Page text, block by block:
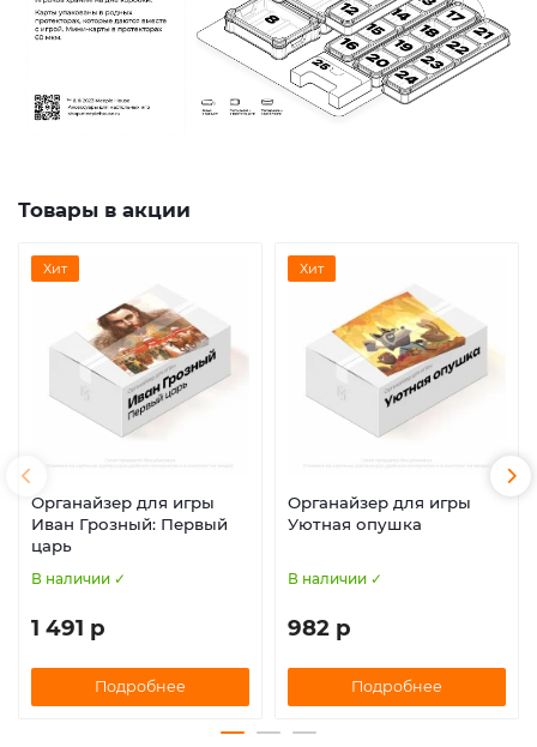
Товары в акции
Хит
Органайзер для игры
Иван Грозный: Первый
царь
В наличии ✓
1 491 р
Подробнее
Хит
Органайзер для игры
Уютная опушка
В наличии ✓
982 р
Подробнее